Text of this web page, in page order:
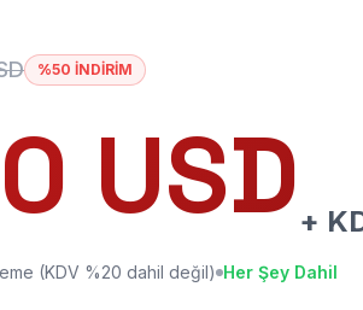
%50 İNDİRİM
USD +
(KDV %20 dahil değil) Her Şey Dahil